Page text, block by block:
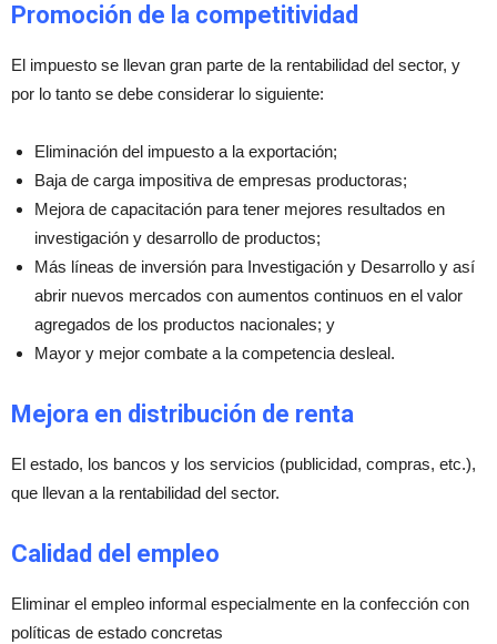
Promoción de la competitividad
El impuesto se llevan gran parte de la rentabilidad del sector, y
por lo tanto se debe considerar lo siguiente:
Eliminación del impuesto a la exportación;
Baja de carga impositiva de empresas productoras;
Mejora de capacitación para tener mejores resultados en
investigación y desarrollo de productos;
Más líneas de inversión para Investigación y Desarrollo y así
abrir nuevos mercados con aumentos continuos en el valor
agregados de los productos nacionales; y
Mayor y mejor combate a la competencia desleal.
Mejora en distribución de renta
El estado, los bancos y los servicios (publicidad, compras, etc.),
que llevan a la rentabilidad del sector.
Calidad del empleo
Eliminar el empleo informal especialmente en la confección con
políticas de estado concretas